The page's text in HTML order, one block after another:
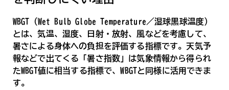
WBGT（Wet Bulb Globe Temperature／湿球黒球温度）
とは、気温、湿度、日射・放射、風などを考慮して、
暑さによる身体への負担を評価する指標です。天気予
報などで出てくる「暑さ指数」は気象情報から得られ
たWBGT値に相当する指標で、WBGTと同様に活用できま
す。